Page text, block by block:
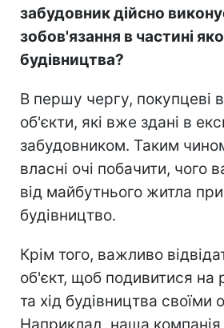
забудовник дійсно
зобов'язання в частині
будівництва?
В першу чергу, покупцеві
об'єкти, які вже здані в
забудовником. Таким
власні очі побачити, чого
від майбутнього житла при
будівництво.
Крім того, важливо
об'єкт, щоб подивитися на
та хід будівництва своїми
Наприклад, наша компанія